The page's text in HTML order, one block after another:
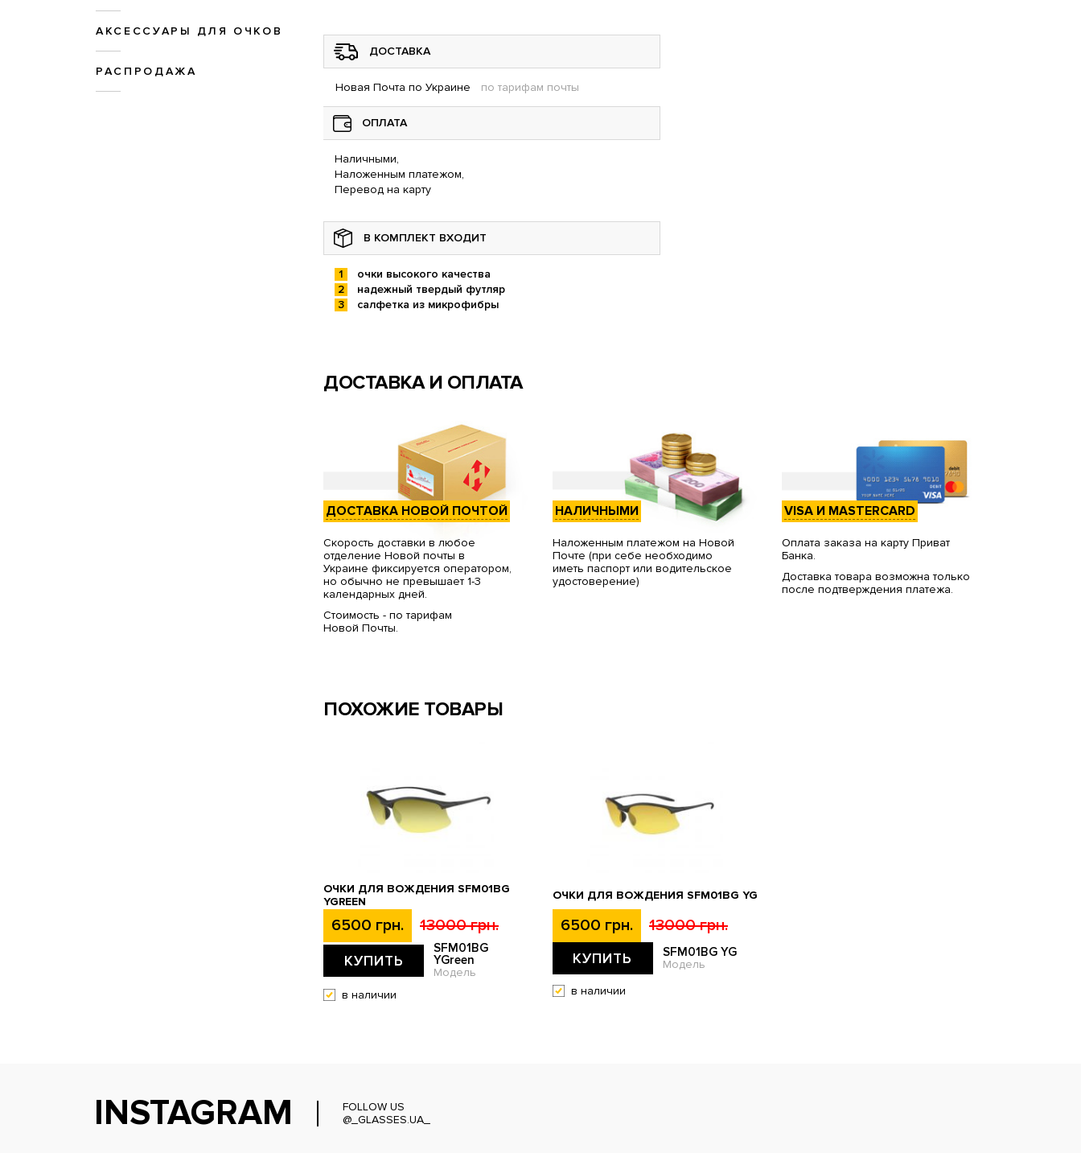
АКСЕССУАРЫ ДЛЯ ОЧКОВ
РАСПРОДАЖА
ДОСТАВКА
Новая Почта по Украине по тарифам почты
ОПЛАТА
Наличными,
Наложенным платежом,
Перевод на карту
В КОМПЛЕКТ ВХОДИТ
очки высокого качества
надежный твердый футляр
салфетка из микрофибры
ДОСТАВКА И ОПЛАТА
ДОСТАВКА НОВОЙ ПОЧТОЙ
Скорость доставки в любое
отделение Новой почты в
Украине фиксируется оператором,
но обычно не превышает 1-3
календарных дней.
Стоимость - по тарифам
Новой Почты.
НАЛИЧНЫМИ
Наложенным платежом на Новой
Почте (при себе необходимо
иметь паспорт или водительское
удостоверение)
VISA И MASTERCARD
Оплата заказа на карту Приват
Банка.
Доставка товара возможна только
после подтверждения платежа.
ПОХОЖИЕ ТОВАРЫ
ОЧКИ ДЛЯ ВОЖДЕНИЯ SFM01BG
YGREEN
6500 грн. 13000 грн.
КУПИТЬ
SFM01BG
YGreen
Модель
в наличии
ОЧКИ ДЛЯ ВОЖДЕНИЯ SFM01BG YG
6500 грн. 13000 грн.
КУПИТЬ SFM01BG YG
Модель
в наличии
INSTAGRAM
FOLLOW US
@_GLASSES.UA_